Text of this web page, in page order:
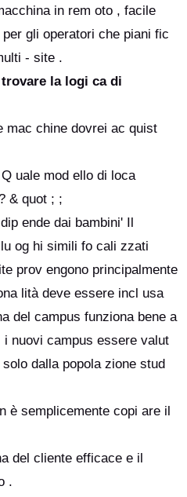
in rem oto , facile
gli operatori che piani fic
- site .
la logi ca di
mac chine dovrei ac quist
uale mod ello di loca
& quot ; ;
ende dai bambini' Il
og hi simili fo cali zzati
prov engono principalmente
lità deve essere incl usa
del campus funziona bene a
nuovi campus essere valut
dalla popola zione stud
è semplicemente copi are il
del cliente efficace e il
.